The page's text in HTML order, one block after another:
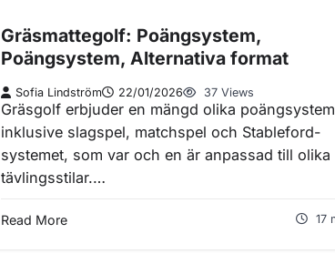
Gräsmattegolf: Poängsystem,
Poängsystem, Alternativa format
Sofia Lindström 22/01/2026 37 Views
Gräsgolf erbjuder en mängd olika
inklusive slagspel, matchspel och Stableford-
systemet, som var och en är anpassad till olika
tävlingsstilar.…
Read More 17